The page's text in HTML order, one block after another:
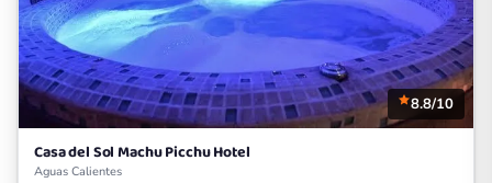
8.8/10
Casa del Sol Machu Picchu Hotel
Aguas Calientes